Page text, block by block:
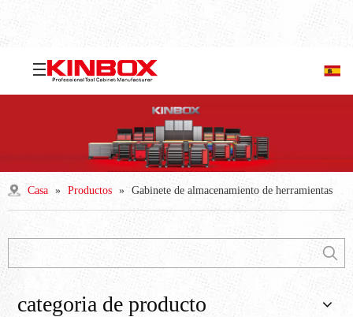
Casa » Productos » Gabinete de almacenamiento de herramientas
categoria de producto